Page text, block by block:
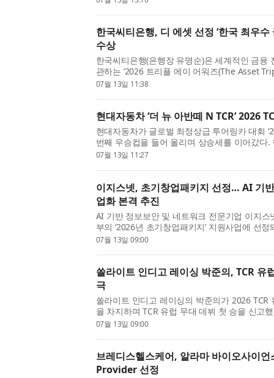
한국씨티은행, 디 에셋 선정 ‘한국 최우수
수상
한국씨티은행(은행장 유명순)은 세계적인 금융
관하는 ‘2026 트리플 에이 어워즈(The Asset
우수 글로벌 수탁기관(Best Global Custodian
07월 13일 11:38
현대자동차 ‘더 뉴 아반떼 N TCR’ 2026
현대자동차가 글로벌 최정상급 투어링카 대회
번째 우승컵을 들어 올리며 상승세를 이어갔다.
TCR(국내명: 더 뉴 아반떼 N TCR)’이 7월 11일(
07월 13일 11:27
이지스넷, 초기창업패키지 선정… AI 기
업화 본격 추진
AI 기반 정보보안 및 네트워크 전문기업 이지
부의 ‘2026년 초기창업패키지’ 지원사업에 선
하고, 차세대 AI 기반 산업보안 기술 개발에 착
07월 13일 09:00
쏠라이트 인디고 레이싱 박준의, TCR
극
쏠라이트 인디고 레이싱의 박준의가 2026
을 차지하며 TCR 유럽 무대 데뷔 첫 승을 신고
통산 두 번째 우승으로, 지난해 박준성에 이어
07월 13일 09:00
브레디스헬스케어, 알라마 바이오사이
Provider 선정